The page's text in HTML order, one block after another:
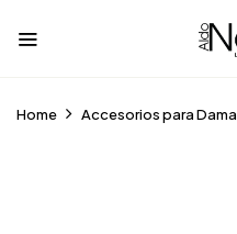
Home Accesorios para Dama